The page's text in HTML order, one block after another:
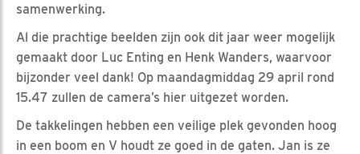
samenwerking.
Al die prachtige beelden zijn ook dit jaar weer mogelijk
gemaakt door Luc Enting en Henk Wanders, waarvoor
bijzonder veel dank! Op maandagmiddag 29 april rond
15.47 zullen de camera’s hier uitgezet worden.
De takkelingen hebben een veilige plek gevonden hoog
in een boom en V houdt ze goed in de gaten. Jan is ze